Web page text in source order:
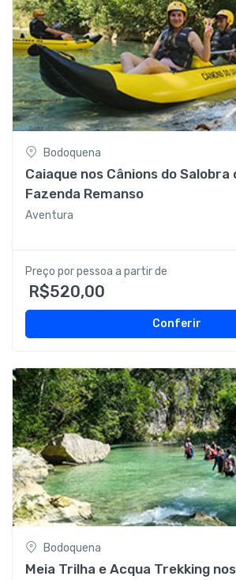
Bodoquena
Caiaque nos Cânions do
Fazenda Remanso
Aventura
Preço por pessoa a partir de
R$520,00
Conferir
Bodoquena
Meia Trilha e Acqua Trekking